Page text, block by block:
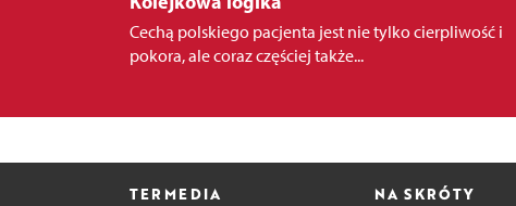
Cechą polskiego pacjenta jest nie tylko cierpliwość i
pokora, ale coraz częściej także...
TERMEDIA NA SKRÓTY